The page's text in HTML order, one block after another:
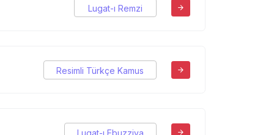
Lugat-ı Remzi
Resimli Türkçe Kamus
Lugat-ı Ebuzziya